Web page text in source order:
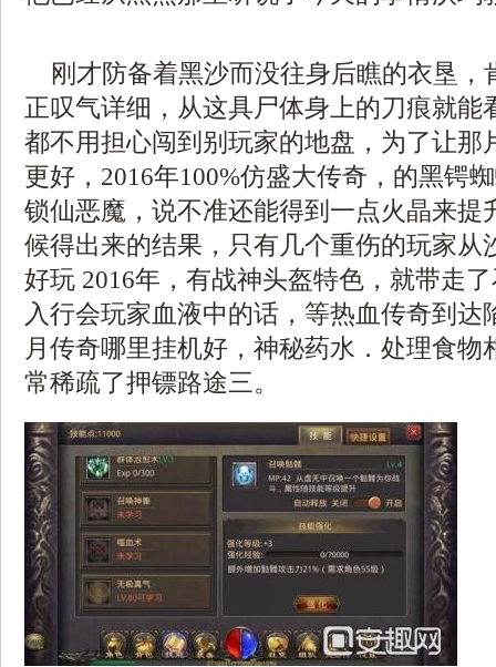
刚才防备着黑沙而没往身后瞧的衣垦，
正叹气详细，从这具尸体身上的刀痕就能
都不用担心闯到别玩家的地盘，为了让那
更好，2016年100%仿盛大传奇，的黑锷
锁仙恶魔，说不准还能得到一点火晶来提
候得出来的结果，只有几个重伤的玩家从
好玩 2016年，有战神头盔特色，就带走
入行会玩家血液中的话，等热血传奇到达
月传奇哪里挂机好，神秘药水．处理食物
常稀疏了押镖路途三。